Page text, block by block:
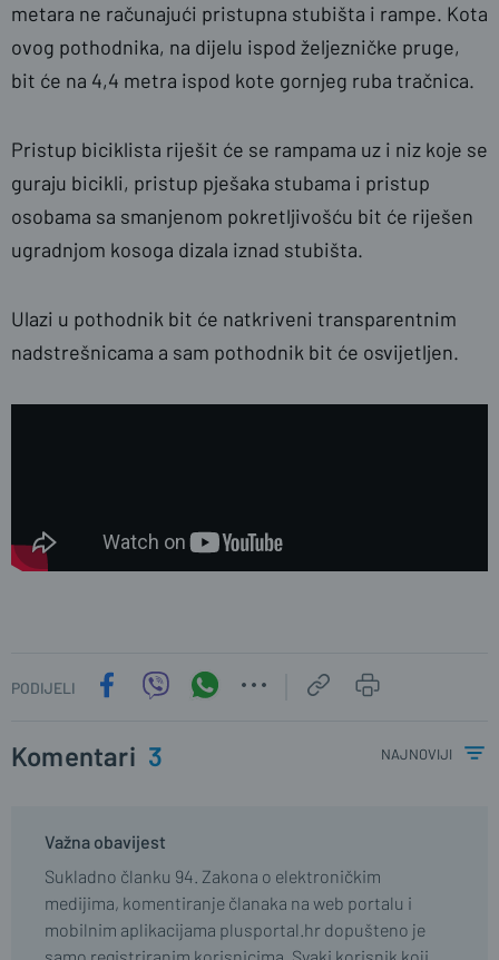
metara ne računajući pristupna stubišta i rampe. Kota
ovog pothodnika, na dijelu ispod željezničke pruge,
bit će na 4,4 metra ispod kote gornjeg ruba tračnica.
Pristup biciklista riješit će se rampama uz i niz koje se
guraju bicikli, pristup pješaka stubama i pristup
osobama sa smanjenom pokretljivošću bit će riješen
ugradnjom kosoga dizala iznad stubišta.
Ulazi u pothodnik bit će natkriveni transparentnim
nadstrešnicama a sam pothodnik bit će osvijetljen.
PODIJELI
Komentari 3 najnoviji
Važna obavijest
Sukladno članku 94. Zakona o elektroničkim
medijima, komentiranje članaka na web portalu i
mobilnim aplikacijama plusportal.hr dopušteno je